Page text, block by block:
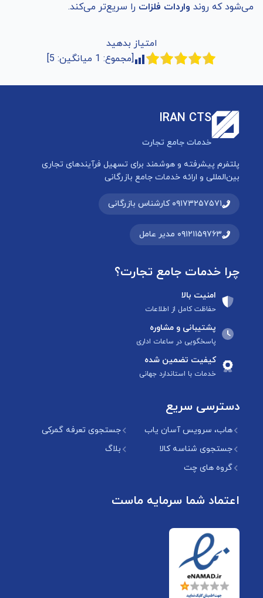
می‌شود که روند واردات فلزات را سریع‌تر می‌کند.
امتیاز بدهید
[مجموع: 1 میانگین: 5
]
IRAN CTS
خدمات جامع تجارت
پلتفرم پیشرفته و هوشمند برای تسهیل فرآیندهای تجاری
بین‌المللی و ارائه خدمات جامع بازرگانی
۰۹۱۷۳۲۵۷۵۷۱ کارشناس بازرگانی
۰۹۱۲۱۱۵۹۷۶۳ مدیر عامل
چرا خدمات جامع تجارت؟
امنیت بالا
حفاظت کامل از اطلاعات
پشتیبانی و مشاوره
پاسخگویی در ساعات اداری
کیفیت تضمین شده
خدمات با استاندارد جهانی
دسترسی سریع
هاب، سرویس آسان یاب
جستجوی تعرفه گمرکی
جستجوی شناسه کالا
بلاگ
گروه های چت
اعتماد شما سرمایه ماست